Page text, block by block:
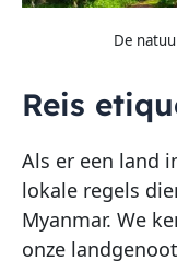
De
Reis
Als er een land
lokale regels
Myanmar. We
onze